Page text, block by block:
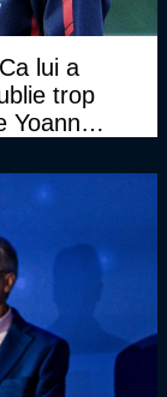
lui a
trop
Yoann